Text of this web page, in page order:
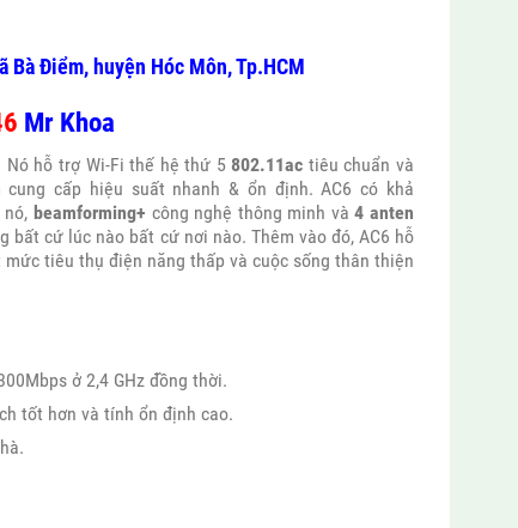
Điểm, huyện Hóc Môn, Tp.HCM
Mr Khoa
hỗ trợ Wi-Fi thế hệ thứ 5802.11ac tiêu chuẩn và
cấp hiệu suất nhanh & ổn định. AC6 có khả
beamforming+ công nghệ thông minh và4 anten
cứ lúc nào bất cứ nơi nào. Thêm vào đó, AC6 hỗ
tiêu thụ điện năng thấp và cuộc sống thân thiện
ở 2,4 GHz đồng thời.
tốt hơn và tính ổn định cao.